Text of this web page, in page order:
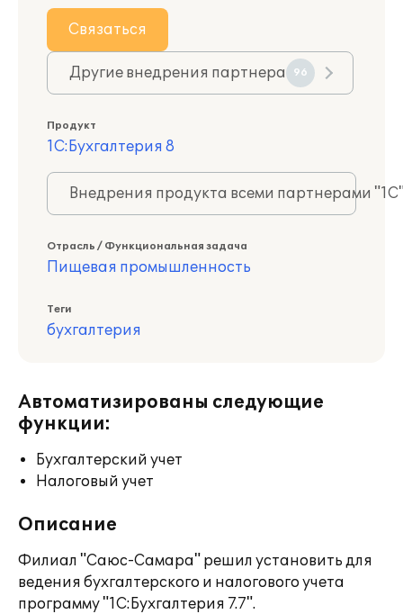
Связаться
Другие внедрения партнера 96
Продукт
1С:Бухгалтерия 8
Внедрения продукта всеми партнерами
Отрасль / Функциональная задача
Пищевая промышленность
Теги
бухгалтерия
Автоматизированы следующие
функции:
Бухгалтерский учет
Налоговый учет
Описание
Филиал "Саюс-Самара" решил установить для
ведения бухгалтерского и налогового учета
программу "1С:Бухгалтерия 7.7".